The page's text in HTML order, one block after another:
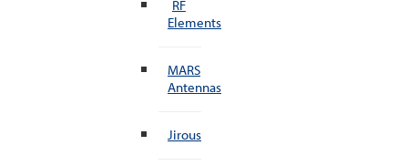
RF
Elements
MARS
Antennas
Jirous